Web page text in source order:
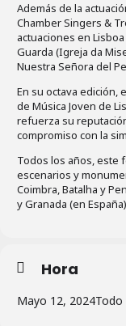
Además de la
Chamber Singers &
actuaciones en
Guarda (Igreja da
Nuestra Señora del
En su octava edición,
de Música Joven de
refuerza su
compromiso con la
Todos los años, este
escenarios y
Coimbra, Batalha y
y Granada (en
Hora
Mayo 12, 2024Todo